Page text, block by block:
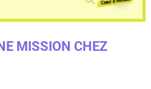
MISSION CHEZ